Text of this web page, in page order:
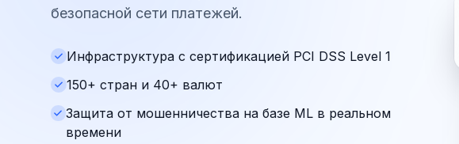
безопасной сети платежей.
Инфраструктура с сертификацией PCI DSS Level 1
150+ стран и 40+ валют
Защита от мошенничества на базе ML в реальном
времени